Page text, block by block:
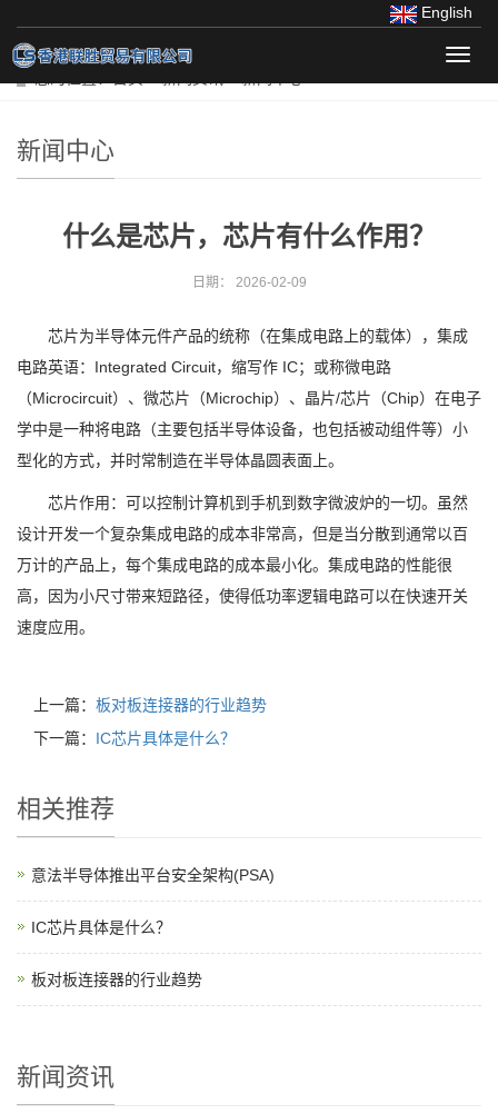
English
导
新闻中心
什么是芯片，芯片有什么作用？
日期： 2026-02-09
芯片为半导体元件产品的统称（在集成电路上的载体），集成
电路英语：Integrated Circuit，缩写作 IC；或称微电路
（Microcircuit）、微芯片（Microchip）、晶片/芯片（Chip）在电子
学中是一种将电路（主要包括半导体设备，也包括被动组件等）小
型化的方式，并时常制造在半导体晶圆表面上。
芯片作用：可以控制计算机到手机到数字微波炉的一切。虽然
设计开发一个复杂集成电路的成本非常高，但是当分散到通常以百
万计的产品上，每个集成电路的成本最小化。集成电路的性能很
高，因为小尺寸带来短路径，使得低功率逻辑电路可以在快速开关
速度应用。
上一篇： 板对板连接器的行业趋势
下一篇： IC芯片具体是什么？
相关推荐
意法半导体推出平台安全架构(PSA)
IC芯片具体是什么？
板对板连接器的行业趋势
新闻资讯